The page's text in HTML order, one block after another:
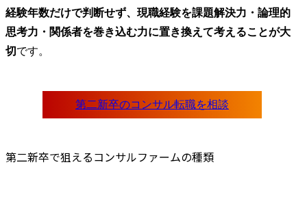
経験年数だけで判断せず、現職経験を課題解決力・論理的
思考力・関係者を巻き込む力に置き換えて考えることが大
切です。
第二新卒で狙えるコンサルファームの種類